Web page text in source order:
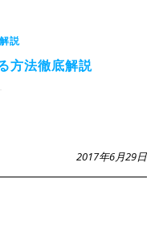
解説
方法徹底解説
2017年6月29日